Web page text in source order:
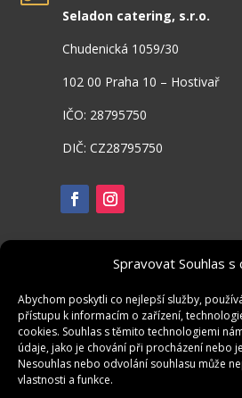
Spravovat Souhlas s
Abychom poskytli co nejlepší služby,
přístupu k informacím o zařízení,
cookies. Souhlas s těmito technologiemi
údaje, jako je chování při procházení nebo
Nesouhlas nebo odvolání souhlasu může
vlastnosti a funkce.
Seladon catering, s.r.o.
Chudenická 1059/30
102 00 Praha 10 – Hostivař
IČO: 28795750
DIČ: CZ28795750